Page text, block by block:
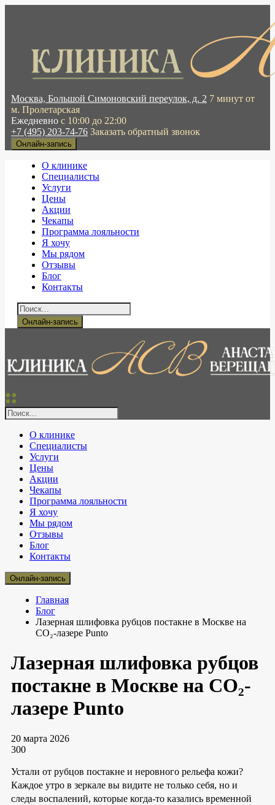
Москва, Большой Симоновский переулок, д. 2 7 минут от
м. Пролетарская
Ежедневно с 10:00 до 22:00
+7 (495) 203-74-76 Заказать обратный звонок
Онлайн-запись
О клинике
Специалисты
Услуги
Цены
Акции
Чекапы
Программа лояльности
Я хочу
Мы рядом
Отзывы
Блог
Контакты
Онлайн-запись
О клинике
Специалисты
Услуги
Цены
Акции
Чекапы
Программа лояльности
Я хочу
Мы рядом
Отзывы
Блог
Контакты
Онлайн-запись
Главная
Блог
Лазерная шлифовка рубцов постакне в Москве на
CO₂-лазере Punto
Лазерная шлифовка рубцов
постакне в Москве на CO₂-
лазере Punto
20 марта 2026
300
Устали от рубцов постакне и неровного рельефа кожи?
Каждое утро в зеркале вы видите не только себя, но и
следы воспалений, которые когда-то казались временной